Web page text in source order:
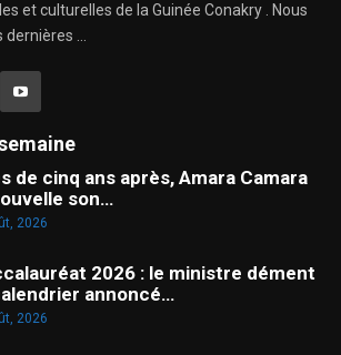
et culturelles de la Guinée Conakry . Nous
...
de cinq ans après, Amara Camara
son…
2026
2026 : le ministre dément
annoncé…
2026